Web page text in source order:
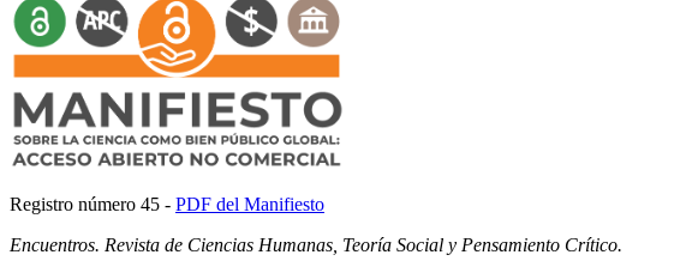
Registro número 45 - PDF del Manifiesto
Encuentros. Revista de Ciencias Humanas, Teoría Social y Pensamiento Crítico.